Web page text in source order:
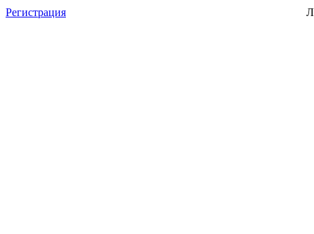
Регистрация